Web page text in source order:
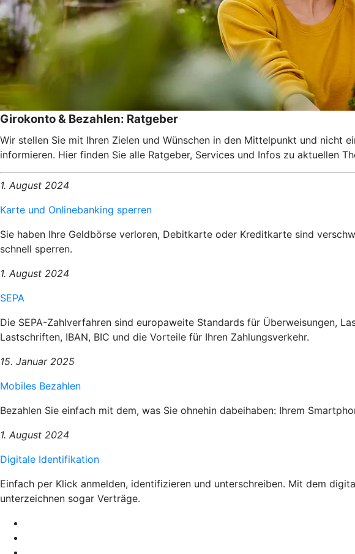
Girokonto & Bezahlen: Ratgeber
Wir stellen Sie mit Ihren Zielen und Wünschen in den Mittelpunkt und nicht
informieren. Hier finden Sie alle Ratgeber, Services und Infos zu aktuellen
1. August 2024
Karte und Onlinebanking sperren
Sie haben Ihre Geldbörse verloren, Debitkarte oder Kreditkarte sind
schnell sperren.
1. August 2024
SEPA
Die SEPA-Zahlverfahren sind europaweite Standards für Überweisungen,
Lastschriften, IBAN, BIC und die Vorteile für Ihren Zahlungsverkehr.
15. Januar 2025
Mobiles Bezahlen
Bezahlen Sie einfach mit dem, was Sie ohnehin dabeihaben: Ihrem
1. August 2024
Digitale Identifikation
Einfach per Klick anmelden, identifizieren und unterschreiben. Mit dem
unterzeichnen sogar Verträge.